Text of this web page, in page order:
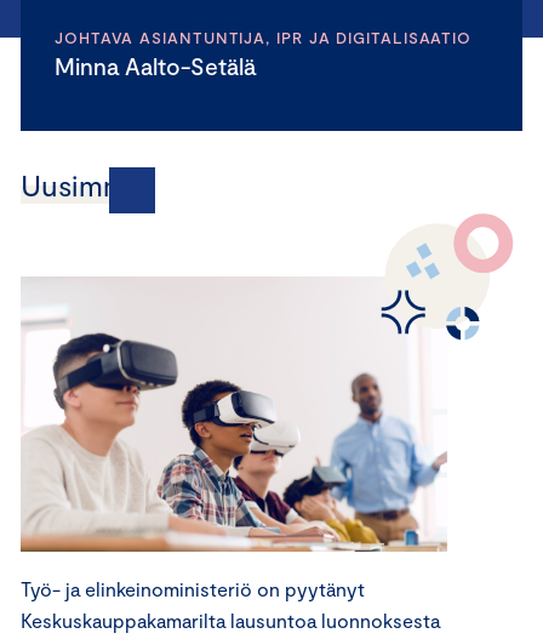
JOHTAVA ASIANTUNTIJA, IPR JA DIGITALISAATIO
Minna Aalto-Setälä
Uusimmat
Työ- ja elinkeinoministeriö on pyytänyt
Keskuskauppakamarilta lausuntoa luonnoksesta